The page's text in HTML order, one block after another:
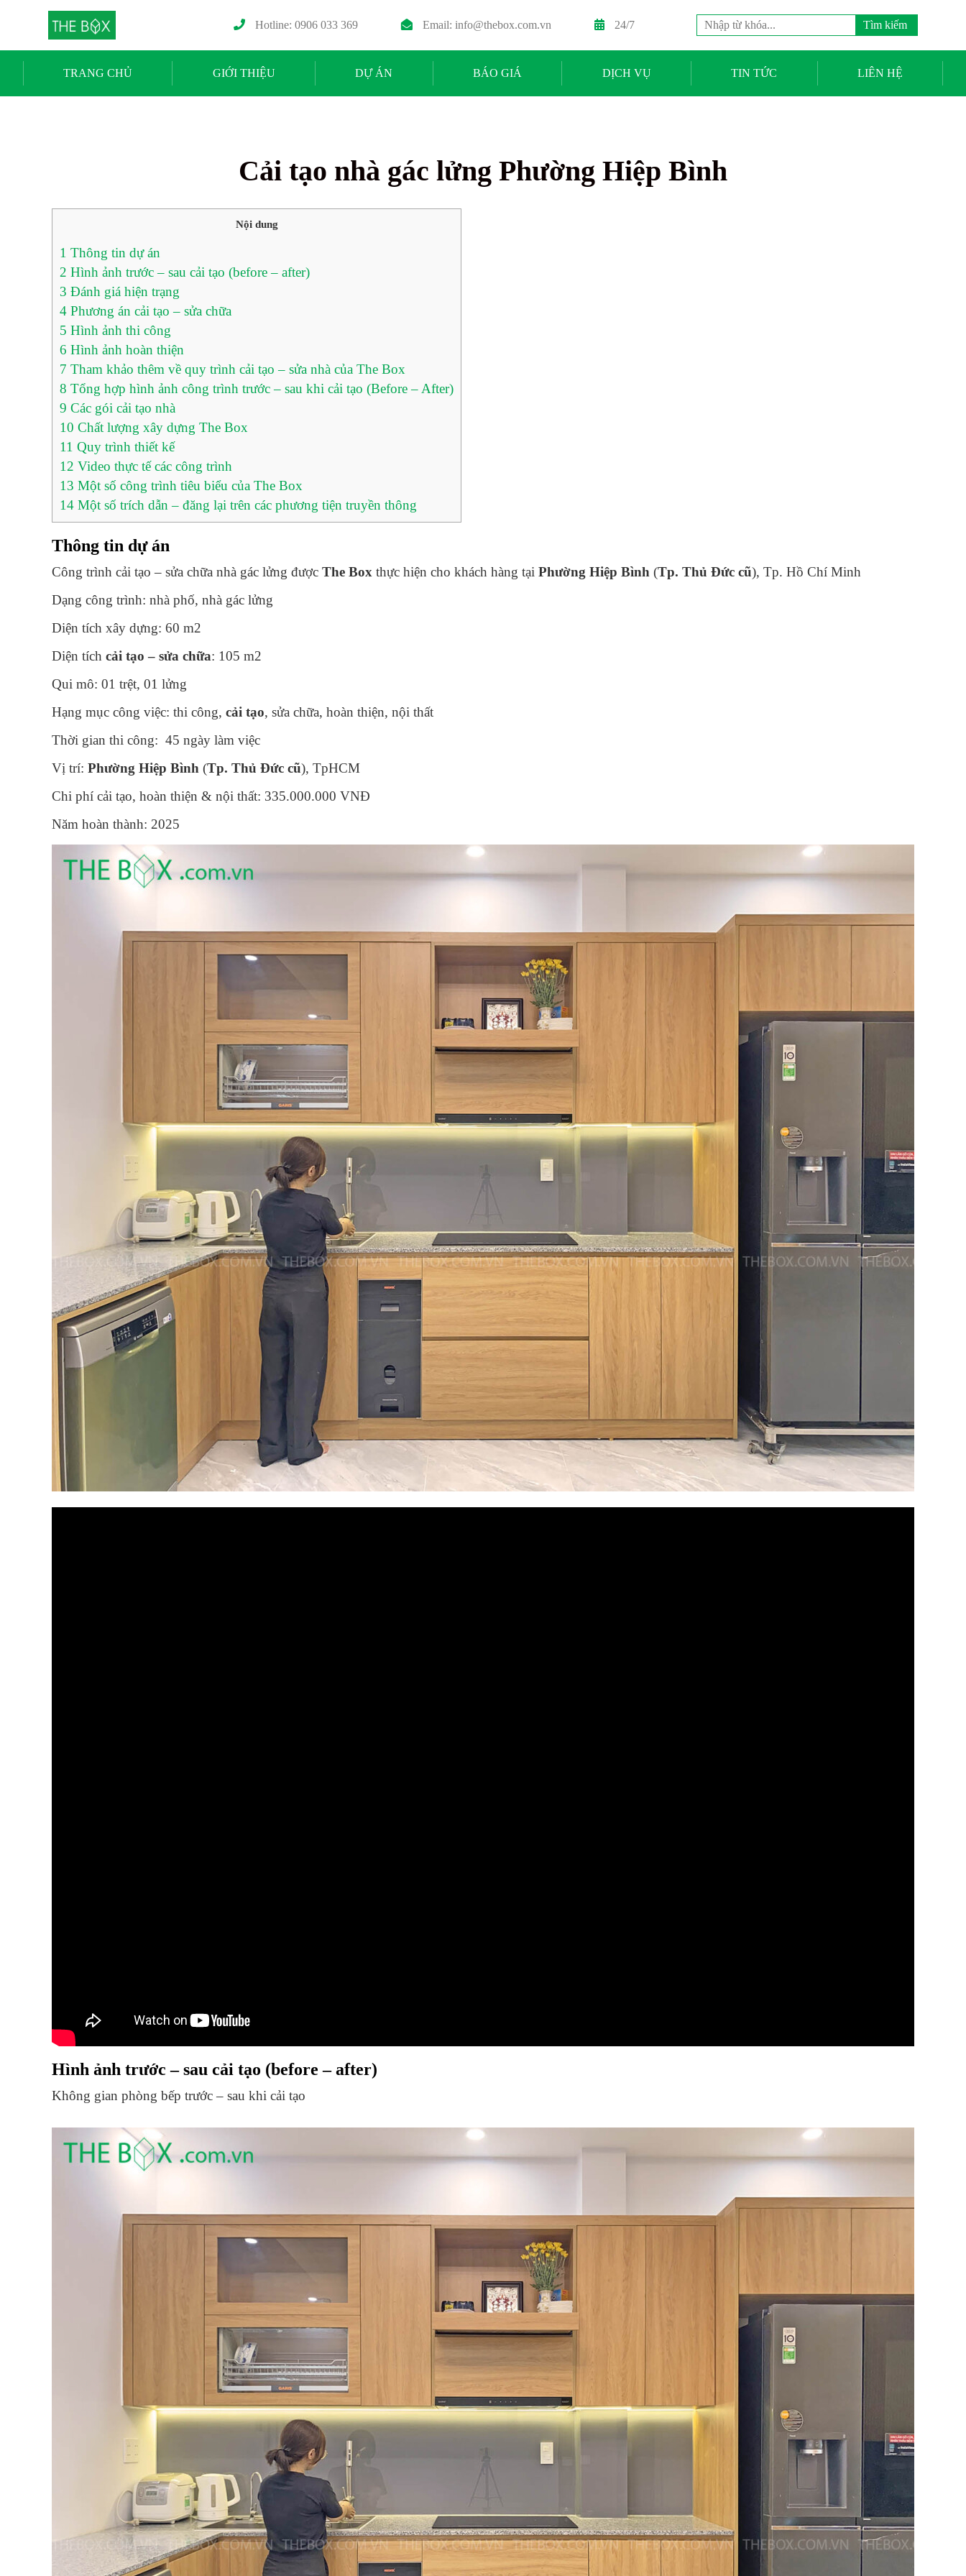
Hotline: 0906 033 369 Email:info@thebox.com.vn 24/7
Tìm
kiếm
cho:
TRANG CHỦ
GIỚI THIỆU DỰ ÁN BÁO GIÁ DỊCH VỤ TIN TỨC LIÊN HỆ
Cải tạo nhà gác lửng Phường Hiệp Bình
Nội dung
1 Thông tin dự án
2 Hình ảnh trước – sau cải tạo (before – after)
3 Đánh giá hiện trạng
4 Phương án cải tạo – sửa chữa
5 Hình ảnh thi công
6 Hình ảnh hoàn thiện
7 Tham khảo thêm về quy trình cải tạo – sửa nhà của The Box
8 Tổng hợp hình ảnh công trình trước – sau khi cải tạo (Before – After)
9 Các gói cải tạo nhà
10 Chất lượng xây dựng The Box
11 Quy trình thiết kế
12 Video thực tế các công trình
13 Một số công trình tiêu biểu của The Box
14 Một số trích dẫn – đăng lại trên các phương tiện truyền thông
Thông tin dự án
Công trình cải tạo – sửa chữa nhà gác lửng được The Box thực hiện cho khách hàng tại Phường Hiệp Bình (Tp. Thủ Đức cũ), Tp. Hồ Chí Minh
Dạng công trình: nhà phố, nhà gác lửng
Diện tích xây dựng: 60 m2
Diện tích cải tạo – sửa chữa: 105 m2
Qui mô: 01 trệt, 01 lửng
Hạng mục công việc: thi công, cải tạo, sửa chữa, hoàn thiện, nội thất
Thời gian thi công: 45 ngày làm việc
Vị trí: Phường Hiệp Bình (Tp. Thủ Đức cũ), TpHCM
Chi phí cải tạo, hoàn thiện & nội thất: 335.000.000 VNĐ
Năm hoàn thành: 2025
Hình ảnh trước – sau cải tạo (before – after)
Không gian phòng bếp trước – sau khi cải tạo
Đánh giá hiện trạng
Căn nhà gác lửng với cấu trúc đơn giản & đặc trưng. Chủ nhà mua lại căn nhà, đã ở 1 thời gian, nay muốn cải tạo và trang trí nội thất lại, cho không gian